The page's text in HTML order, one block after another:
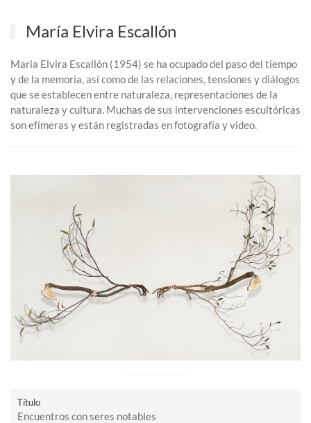
María Elvira Escallón
Maria Elvira Escallón (1954) se ha ocupado del paso del tiempo
y de la memoria, así como de las relaciones, tensiones y diálogos
que se establecen entre naturaleza, representaciones de la
naturaleza y cultura. Muchas de sus intervenciones escultóricas
son efímeras y están registradas en fotografía y video.
Título
Encuentros con seres notables